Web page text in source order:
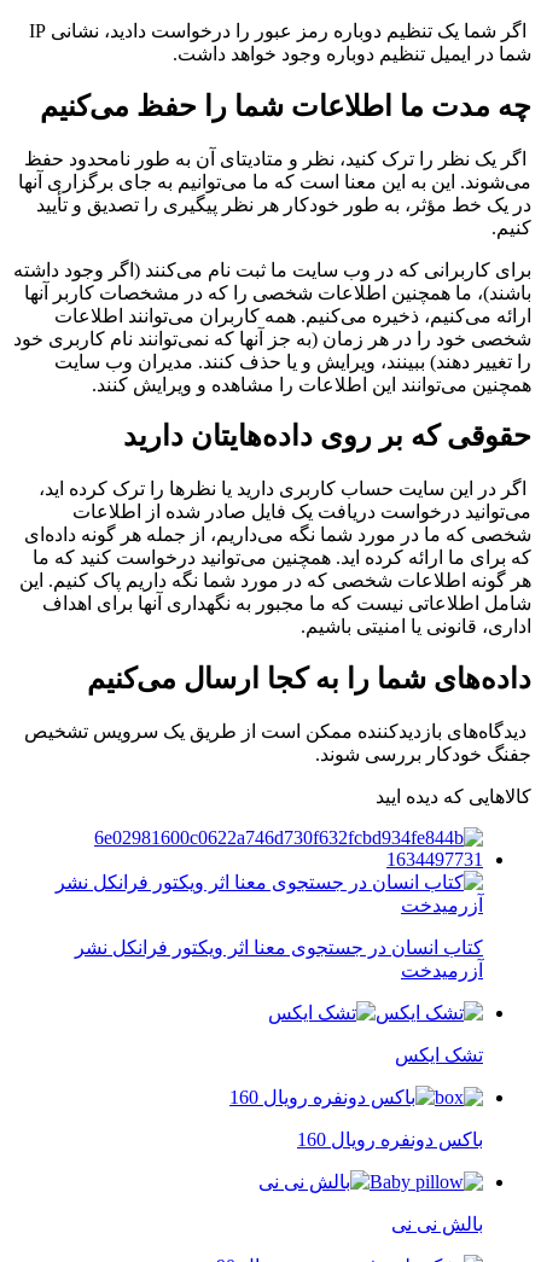
اگر شما یک تنظیم دوباره رمز عبور را درخواست دادید، نشانی IP
شما در ایمیل تنظیم دوباره وجود خواهد داشت.
چه مدت ما اطلاعات شما را حفظ می‌کنیم
اگر یک نظر را ترک کنید، نظر و متادیتای آن به طور نامحدود حفظ
می‌شوند. این به این معنا است که ما می‌توانیم به جای برگزاری آنها
در یک خط مؤثر، به طور خودکار هر نظر پیگیری را تصدیق و تأیید
کنیم.
برای کاربرانی که در وب سایت ما ثبت نام می‌کنند (اگر وجود داشته
باشند)، ما همچنین اطلاعات شخصی را که در مشخصات کاربر آنها
ارائه می‌کنیم، ذخیره می‌کنیم. همه کاربران می‌توانند اطلاعات
شخصی خود را در هر زمان (به جز آنها که نمی‌توانند نام کاربری خود
را تغییر دهند) ببینند، ویرایش و یا حذف کنند. مدیران وب سایت
همچنین می‌توانند این اطلاعات را مشاهده و ویرایش کنند.
حقوقی که بر روی داده‌هایتان دارید
اگر در این سایت حساب کاربری دارید یا نظرها را ترک کرده اید،
می‌توانید درخواست دریافت یک فایل صادر شده از اطلاعات
شخصی که ما در مورد شما نگه می‌داریم، از جمله هر گونه داده‌ای
که برای ما ارائه کرده اید. همچنین می‌توانید درخواست کنید که ما
هر گونه اطلاعات شخصی که در مورد شما نگه داریم پاک کنیم. این
شامل اطلاعاتی نیست که ما مجبور به نگهداری آنها برای اهداف
اداری، قانونی یا امنیتی باشیم.
داده‌های شما را به کجا ارسال می‌کنیم
دیدگاه‌های بازدیدکننده ممکن است از طریق یک سرویس تشخیص
جفنگ خودکار بررسی شوند.
کالاهایی که دیده ایید
کتاب انسان در جستجوی معنا اثر ویکتور فرانکل نشر
آزرمیدخت
تشک ایکس
باکس دونفره رویال 160
بالش نی نی